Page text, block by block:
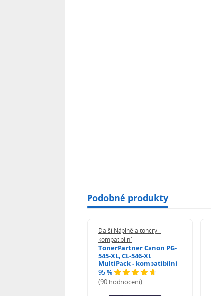
Podobné produkty
Další Náplně a tonery -
kompatibilní
TonerPartner Canon PG-
545-XL, CL-546-XL
MultiPack - kompatibilní
95 %
(90 hodnocení)